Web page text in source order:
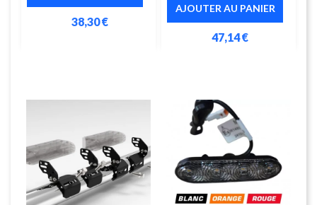
38,30 €
AJOUTER AU PANIER
47,14 €